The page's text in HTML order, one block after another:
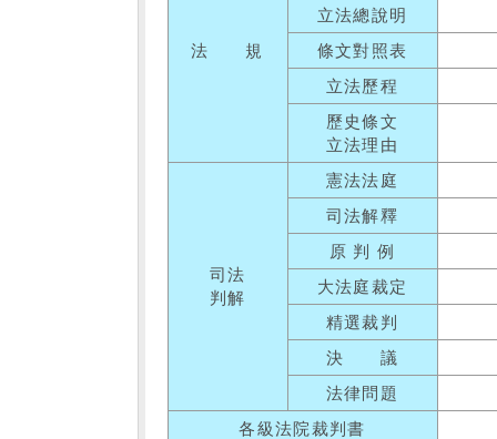
法 規
立法總說明
條文對照表
立法歷程
歷史條文
立法理由
司法
判解
憲法法庭
司法解釋
原 判 例
大法庭裁定
精選裁判
決 議
法律問題
各級法院裁判書